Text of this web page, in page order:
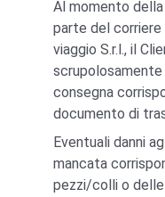
Al momento
parte del corriere
viaggio S.r.l., il
scrupolosamente
consegna
documento di
Eventuali danni
mancata
pezzi/colli o delle